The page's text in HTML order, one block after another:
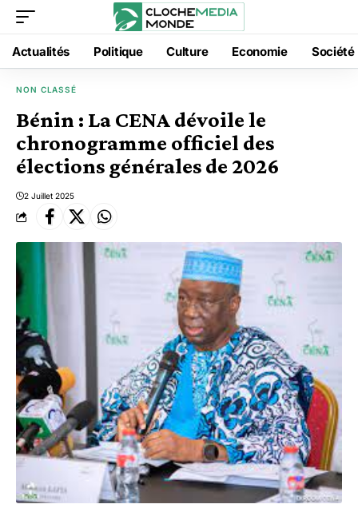
Actualités Politique Culture Economie Société
NON CLASSÉ
Bénin : La CENA dévoile le
chronogramme officiel des
élections générales de 2026
2 Juillet 2025